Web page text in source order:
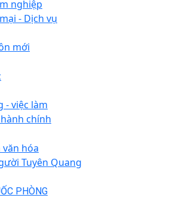
nghiệp
- Dịch vụ
mới
- việc làm
chính
hóa
Tuyên Quang
PHÒNG